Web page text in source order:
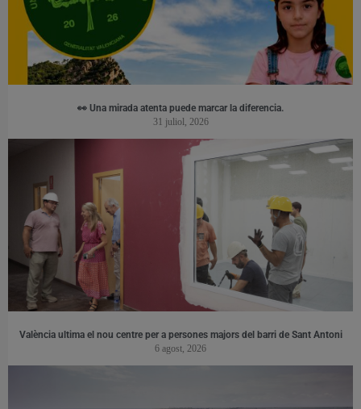
👀 Una mirada atenta puede marcar la diferencia.
31 juliol, 2026
València ultima el nou centre per a persones majors del barri de Sant Antoni
6 agost, 2026